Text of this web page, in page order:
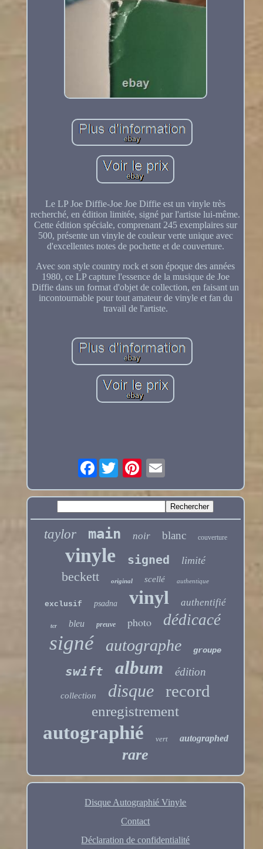
Le LP Joe Diffie-Joe Joe Diffie est un vinyle très
recherché, en édition limitée, signé par l'artiste lui-même.
Cette édition spéciale, comprenant 245 exemplaires sur
500, présente un vinyle de couleur verte unique avec
d'excellentes notes de pochette et de couverture.
Avec son style country rock et son époque des années
1980, ce LP capture l'essence de la musique de Joe
Diffie dans un format d'objet de collection, en faisant un
incontournable pour tout amateur de vinyle et fan du
travail de l'artiste.
Facebook
taylor main noir blanc couverture
vinyle signed limité
beckett original scellé authentique
exclusif psadna vinyl authentifié
tcr bleu preuve photo dédicacé
signé autographe groupe
swift album édition
collection disque record
enregistrement
autographié vert autographed
rare
Disque Autographié Vinyle
Contact
Déclaration de confidentialité